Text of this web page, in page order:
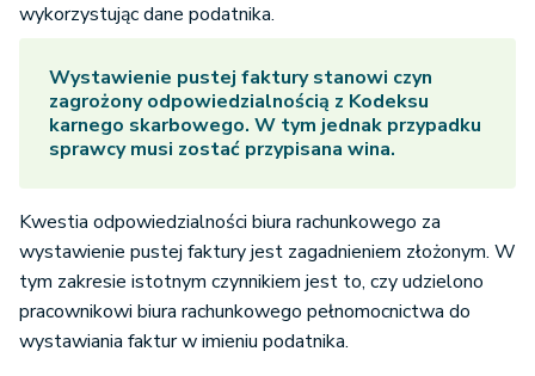
wykorzystując dane podatnika.
Wystawienie pustej faktury stanowi czyn
zagrożony odpowiedzialnością z Kodeksu
karnego skarbowego. W tym jednak przypadku
sprawcy musi zostać przypisana wina.
Kwestia odpowiedzialności biura rachunkowego za
wystawienie pustej faktury jest zagadnieniem złożonym. W
tym zakresie istotnym czynnikiem jest to, czy udzielono
pracownikowi biura rachunkowego pełnomocnictwa do
wystawiania faktur w imieniu podatnika.